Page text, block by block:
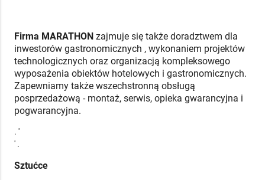
Firma MARATHON zajmuje się także doradztwem dla
inwestorów gastronomicznych , wykonaniem projektów
technologicznych oraz organizacją kompleksowego
wyposażenia obiektów hotelowych i gastronomicznych.
Zapewniamy także wszechstronną obsługą
posprzedażową - montaż, serwis, opieka gwarancyjna i
pogwarancyjna.
. '
' .
Sztućce